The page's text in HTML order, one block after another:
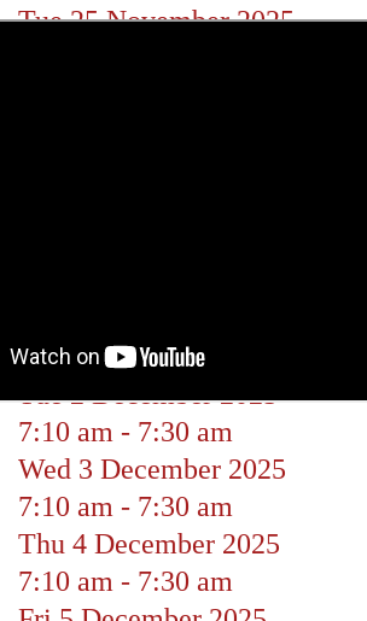
Tue 25 November 2025
7:10 am - 7:30 am
Tue 2 December 2025
7:10 am - 7:30 am
Wed 3 December 2025
7:10 am - 7:30 am
Thu 4 December 2025
7:10 am - 7:30 am